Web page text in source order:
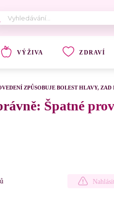
VÝŽIVA ZDRAVÍ
ZPŮSOBUJE BOLEST HLAVY,
Špatné